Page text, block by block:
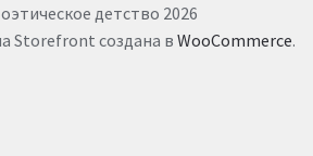
детство 2026
Storefront создана в WooCommerce.